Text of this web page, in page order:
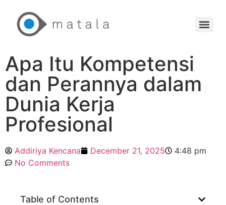
Apa Itu Kompetensi
dan Perannya dalam
Dunia Kerja
Profesional
Addiriya Kencana December 21, 2025
4:48 pm
No Comments
Table of Contents